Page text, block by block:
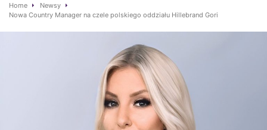
Home
Newsy
Nowa Country Manager na czele polskiego oddziału Hillebrand Gori